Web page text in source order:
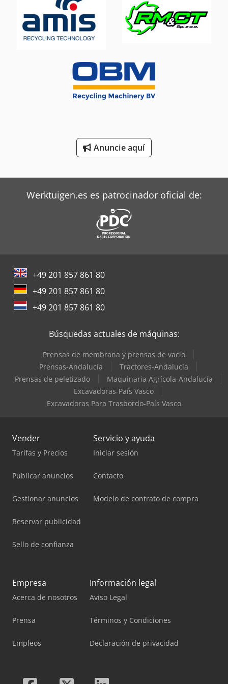
Oms Flejadoras
Siemens Motores Eléctricos
Terberg Tractor
Anuncie aquí
Werktuigen.es es patrocinador oficial de:
+49 201 857 861 80
+49 201 857 861 80
+49 201 857 861 80
Búsquedas actuales de máquinas:
Prensas de membrana y prensas de vacío
Prensas-Andalucía
Tractores-Andalucía
Prensas de peletizado
Maquinaria Agrícola-Andalucía
Excavadoras-País Vasco
Excavadoras Para Trasbordo-País Vasco
Vender
Tarifas y Precios
Publicar anuncios
Gestionar anuncios
Reservar publicidad
Sello de confianza
Servicio y ayuda
Iniciar sesión
Contacto
Modelo de contrato de compra
Empresa
Acerca de nosotros
Prensa
Empleos
Información legal
Aviso Legal
Términos y Condiciones
Declaración de privacidad